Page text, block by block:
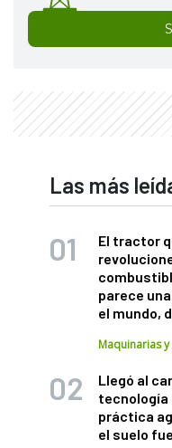
Las más
El tractor
parece
el mundo,
Maquinarias
Llegó al
tecnología
práctica
el suelo